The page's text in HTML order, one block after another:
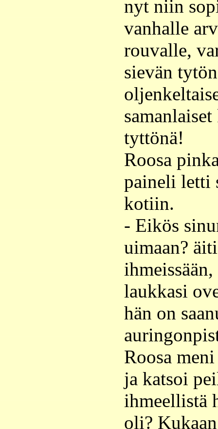
nyt niin
vanhalle
rouvalle,
sievän
tyttönä!
Roosa
paineli letti
kotiin.
- Eikös
uimaan?
laukkasi
hän on
Roosa
ja katsoi
ihmeellistä
oli?